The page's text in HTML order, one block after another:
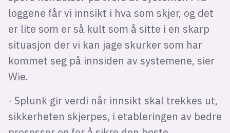
loggene får vi innsikt i hva som skjer, og det
er lite som er så kult som å sitte i en skarp
situasjon der vi kan jage skurker som har
kommet seg på innsiden av systemene, sier
Wie.
- Splunk gir verdi når innsikt skal trekkes ut,
sikkerheten skjerpes, i etableringen av bedre